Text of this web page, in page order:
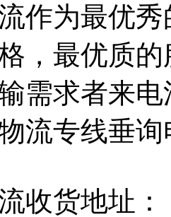
作为最优
，最优质
需求者来
流专线垂询
收货地址：